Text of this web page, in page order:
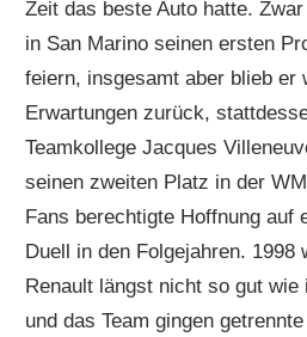
Zeit das beste Auto hatte.
in San Marino seinen ersten
feiern, insgesamt aber blieb er
Erwartungen zurück,
Teamkollege Jacques
seinen zweiten Platz in der
Fans berechtigte Hoffnung auf
Duell in den Folgejahren. 1998
Renault längst nicht so gut wie
und das Team gingen